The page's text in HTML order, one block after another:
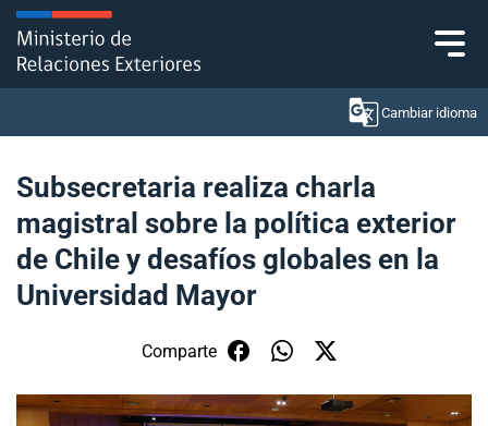
Click acá para ir directamente al contenido
Cambiar idioma
Ministerio
Política Exterior
Subsecretaria realiza charla
magistral sobre la política exterior
de Chile y desafíos globales en la
Universidad Mayor
Comparte